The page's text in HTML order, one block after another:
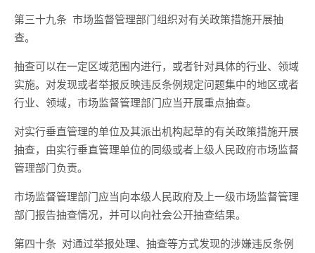
第三十九条 市场监督管理部门组织对有关政策措施开展抽
查。
抽查可以在一定区域范围内进行，或者针对具体的行业、 领域
实施。对发现或者举报反映违反条例规定问题集中的地区或者
行业、 领域，市场监督管理部门应当开展重点抽查。
对实行垂直管理的单位及其派出机构起草的有关政策措施开展
抽查，由实行垂直管理单位的同级或者上级人民政府市场监督
管理部门负责。
市场监督管理部门应当向本级人民政府及上一级市场监督管理
部门报告抽查情况，并可以向社会公开抽查结果。
第四十条 对通过举报处理、抽查等方式发现的涉嫌违反条例